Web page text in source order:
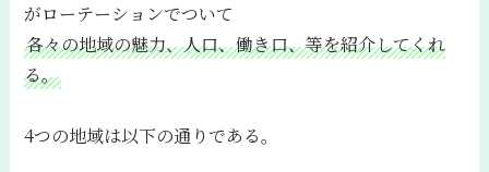
がローテーションでついて
各々の地域の魅力、人口、働き口、等を紹介してくれ
る。
4つの地域は以下の通りである。